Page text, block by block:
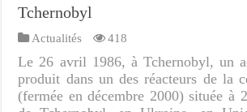
Tchernobyl
Actualités 418
Le 26 avril 1986, à Tchernobyl, un
produit dans un des réacteurs de la
(fermée en décembre 2000) située à